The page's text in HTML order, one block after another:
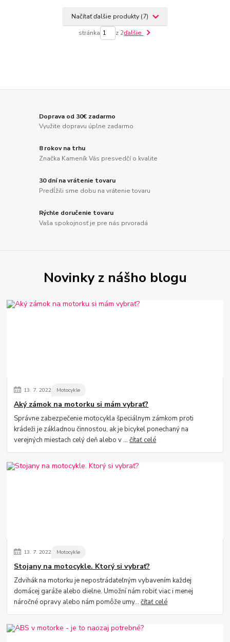
Načítať ďalšie produkty (7)
stránka z 2ďalšie
Doprava od 30€ zadarmo
Využite dopravu úplne zadarmo
8 rokov na trhu
Značka Kameník Vás presvedčí o kvalite
30 dní na vrátenie tovaru
Predĺžili sme dobu na vrátenie tovaru
Rýchle doručenie tovaru
Vaša spokojnosť je pre nás prvoradá
Novinky z nášho blogu
13. 7. 2022 Motocykle
Aký zámok na motorku si mám vybrať?
Správne zabezpečenie motocykla špeciálnym zámkom proti
krádeži je základnou činnosťou, ak je bicykel ponechaný na
verejných miestach celý deň alebo v ...čítať celé
13. 7. 2022 Motocykle
Stojany na motocykle. Ktorý si vybrať?
Zdvihák na motorku je nepostrádateľným vybavením každej
domácej garáže alebo dielne. Umožní nám robiť viac i menej
náročné opravy alebo nám pomôže umy...čítať celé